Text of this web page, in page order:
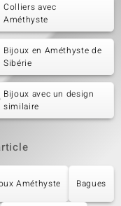
Colliers avec
Améthyste
Bijoux en Améthyste de
Sibérie
Bijoux avec un design
similaire
Améthyste Bagues